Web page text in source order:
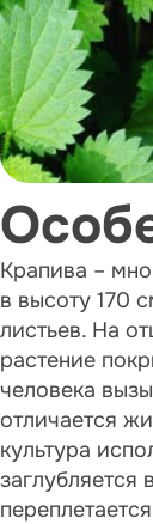
Крапива –
в высоту 170
листьев. На
растение
человека
отличается
культура
заглубляется